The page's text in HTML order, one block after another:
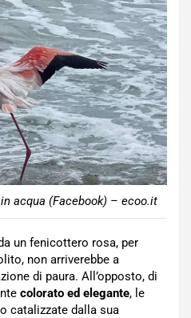
acqua (Facebook) – ecoo.it
un fenicottero rosa, per
non arriverebbe a
di paura. All’opposto, di
colorato ed elegante, le
catalizzate dalla sua